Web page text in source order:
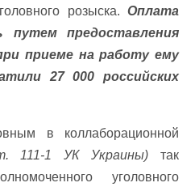
розыска. Оплата
путем предоставления
приеме на работу ему
27 000 российских
в коллаборационной
111-1 УК Украины) так
уголовного